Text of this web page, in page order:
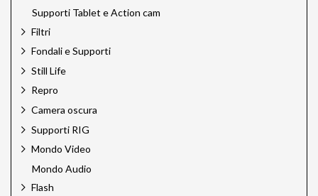
Supporti Tablet e Action cam
Filtri
Fondali e Supporti
Still Life
Repro
Camera oscura
Supporti RIG
Mondo Video
Mondo Audio
Flash